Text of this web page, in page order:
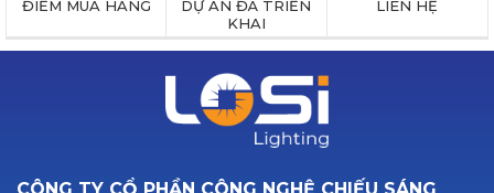
ĐIỂM MUA HÀNG
DỰ ÁN ĐÃ TRIỂN
KHAI
LIÊN HỆ